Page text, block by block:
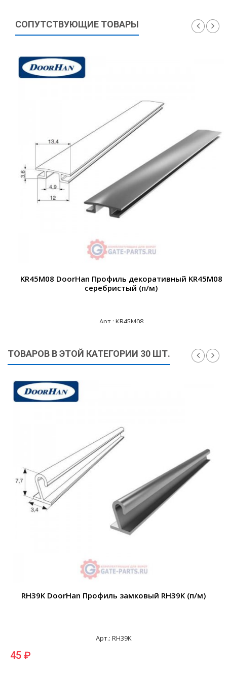
СОПУТСТВУЮЩИЕ ТОВАРЫ
KR45M08 DoorHan Профиль декоративный KR45M08
серебристый (п/м)
Арт.: KR45M08
ТОВАРОВ В ЭТОЙ КАТЕГОРИИ 30 ШТ.
RH39K DoorHan Профиль замковый RH39K (п/м)
Арт.: RH39K
45 ₽